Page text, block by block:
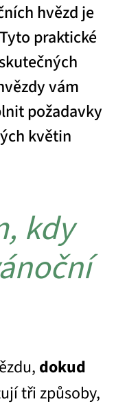
hvězd je
praktické
vám
požadavky
květin
kdy
dokud
tři způsoby,